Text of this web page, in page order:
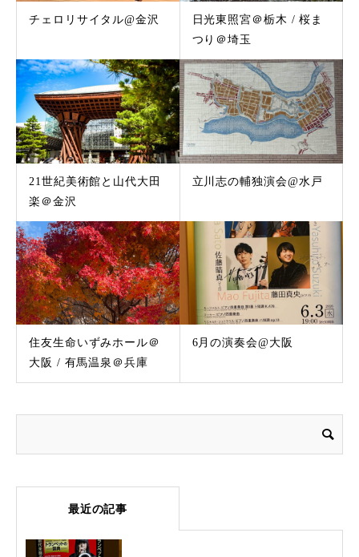
チェロリサイタル@金沢
日光東照宮＠栃木 / 桜ま
つり＠埼玉
21世紀美術館と山代大田
楽＠金沢
立川志の輔独演会@水戸
住友生命いずみホール＠
大阪 / 有馬温泉＠兵庫
6月の演奏会@大阪
最近の記事